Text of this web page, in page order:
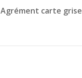
Agrément carte grise